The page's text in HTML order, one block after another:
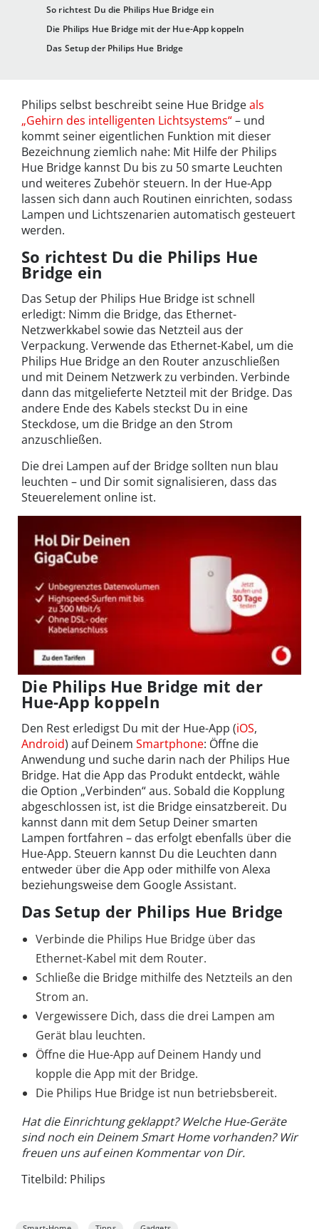
So richtest Du die Philips Hue Bridge ein
Die Philips Hue Bridge mit der Hue-App koppeln
Das Setup der Philips Hue Bridge
Philips selbst beschreibt seine Hue Bridgeals
„Gehirn des intelligenten Lichtsystems“– und
kommt seiner eigentlichen Funktion mit dieser
Bezeichnung ziemlich nahe: Mit Hilfe der Philips
Hue Bridge kannst Du bis zu 50 smarte Leuchten
und weiteres Zubehör steuern. In der Hue-App
lassen sich dann auch Routinen einrichten, sodass
Lampen und Lichtszenarien automatisch gesteuert
werden.
So richtest Du die Philips Hue
Bridge ein
Das Setup der Philips Hue Bridge ist schnell
erledigt: Nimm die Bridge, das Ethernet-
Netzwerkkabel sowie das Netzteil aus der
Verpackung. Verwende das Ethernet-Kabel, um die
Philips Hue Bridge an den Router anzuschließen
und mit Deinem Netzwerk zu verbinden. Verbinde
dann das mitgelieferte Netzteil mit der Bridge. Das
andere Ende des Kabels steckst Du in eine
Steckdose, um die Bridge an den Strom
anzuschließen.
Die drei Lampen auf der Bridge sollten nun blau
leuchten – und Dir somit signalisieren, dass das
Steuerelement online ist.
Die Philips Hue Bridge mit der
Hue-App koppeln
Den Rest erledigst Du mit der Hue-App (iOS,
Android) auf Deinem Smartphone: Öffne die
Anwendung und suche darin nach der Philips Hue
Bridge. Hat die App das Produkt entdeckt, wähle
die Option „Verbinden“ aus. Sobald die Kopplung
abgeschlossen ist, ist die Bridge einsatzbereit. Du
kannst dann mit dem Setup Deiner smarten
Lampen fortfahren – das erfolgt ebenfalls über die
Hue-App. Steuern kannst Du die Leuchten dann
entweder über die App oder mithilfe von Alexa
beziehungsweise dem Google Assistant.
Das Setup der Philips Hue Bridge
Verbinde die Philips Hue Bridge über das
Ethernet-Kabel mit dem Router.
Schließe die Bridge mithilfe des Netzteils an den
Strom an.
Vergewissere Dich, dass die drei Lampen am
Gerät blau leuchten.
Öffne die Hue-App auf Deinem Handy und
kopple die App mit der Bridge.
Die Philips Hue Bridge ist nun betriebsbereit.
Hat die Einrichtung geklappt? Welche Hue-Geräte
sind noch ein Deinem Smart Home vorhanden? Wir
freuen uns auf einen Kommentar von Dir.
Titelbild: Philips